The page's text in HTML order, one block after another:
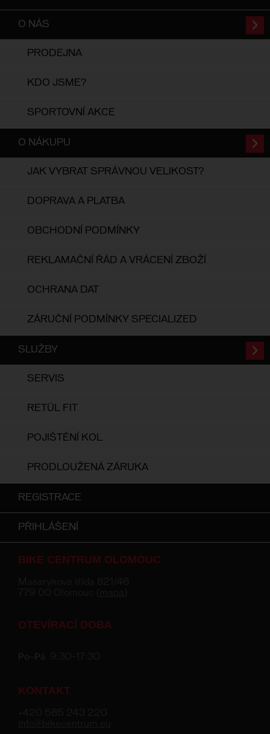
O NÁS
PRODEJNA
KDO JSME?
SPORTOVNÍ AKCE
O NÁKUPU
JAK VYBRAT SPRÁVNOU VELIKOST?
DOPRAVA A PLATBA
OBCHODNÍ PODMÍNKY
REKLAMAČNÍ ŘÁD A VRÁCENÍ ZBOŽÍ
OCHRANA DAT
ZÁRUČNÍ PODMÍNKY SPECIALIZED
SLUŽBY
SERVIS
RETÜL FIT
POJIŠTĚNÍ KOL
PRODLOUŽENÁ ZÁRUKA
REGISTRACE
PŘIHLÁŠENÍ
BIKE CENTRUM OLOMOUC
OTEVÍRACÍ DOBA
KONTAKT